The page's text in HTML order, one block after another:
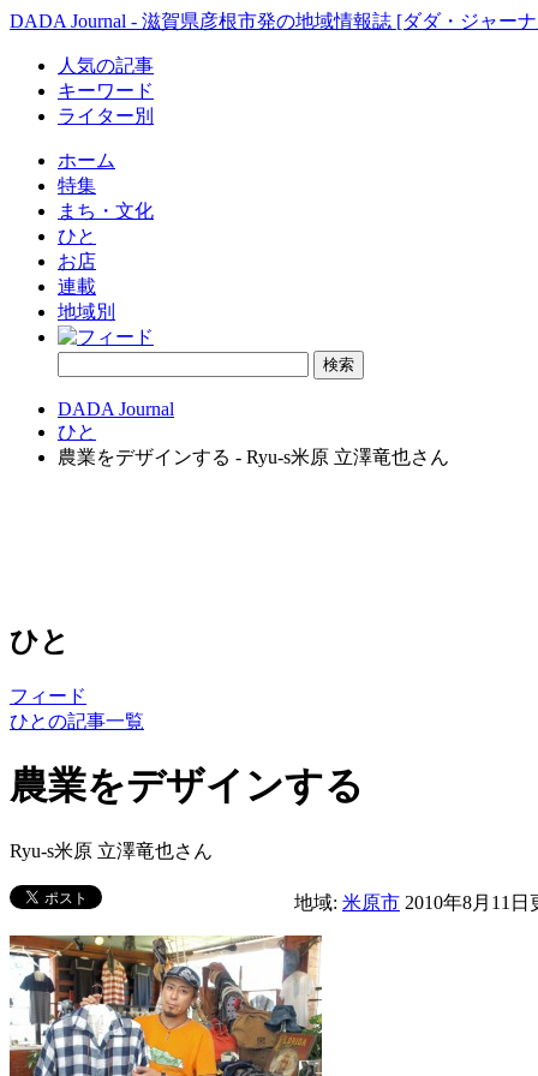
DADA Journal - 滋賀県彦根市発の地域情報誌 [ダダ・ジャー
人気の記事
キーワード
ライター別
ホーム
特集
まち・文化
ひと
お店
連載
地域別
DADA Journal
ひと
農業をデザインする - Ryu-s米原 立澤竜也さん
ひと
フィード
ひとの記事一覧
農業をデザインする
Ryu-s米原 立澤竜也さん
地域: 米原市 2010年8月11日